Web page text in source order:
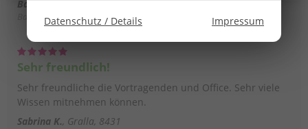
Datenschutz / Details Impressum
Barbara S. Ilz
Bachblütenakademie
Sehr freundlich!
Sehr freundliche die Vortragenden und Office. Sehr viele
Wissen mitnehmen können.
Sabrina K. Gralla, 8431